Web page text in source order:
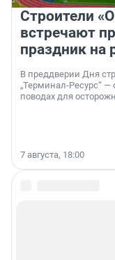
Строители
встречают
праздник на
В преддверии Дня
„Терминал-Ресурс“
поводах для
7 августа, 18:00